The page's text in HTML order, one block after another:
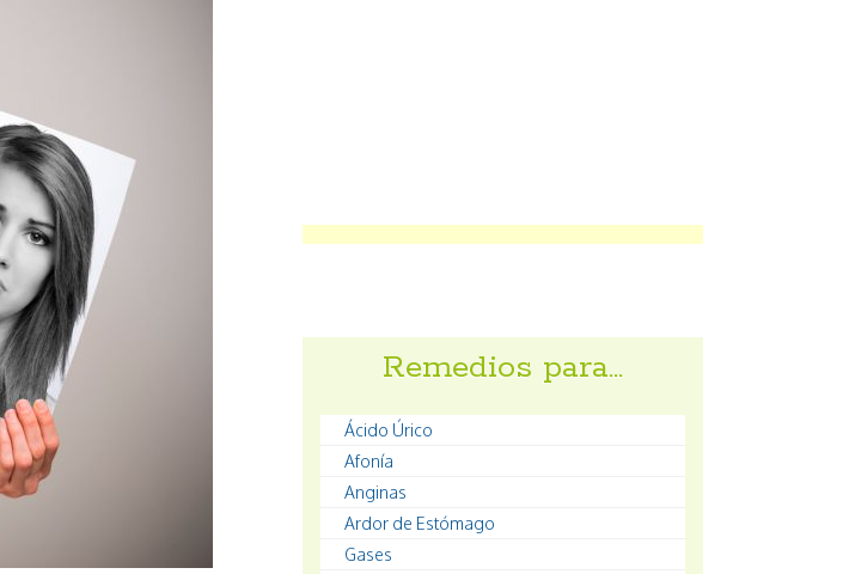
Remedios para…
Ácido Úrico
Afonía
Anginas
Ardor de Estómago
Gases